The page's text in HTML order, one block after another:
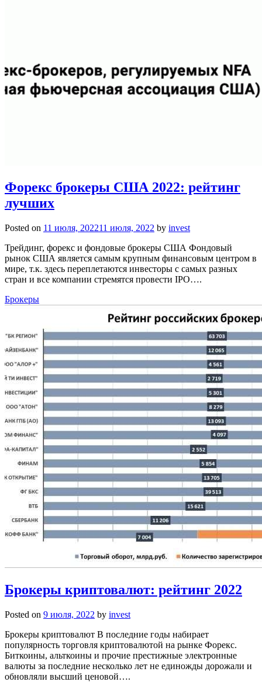
Форекс брокеры США 2022: рейтинг
лучших
Posted on 11 июля, 202211 июля, 2022 by invest
Трейдинг, форекс и фондовые брокеры США Фондовый
рынок США является самым крупным финансовым центром в
мире, т.к. здесь переплетаются инвесторы с самых разных
стран и все компании стремятся провести IPO….
Брокеры
Брокеры криптовалют: рейтинг 2022
Posted on 9 июля, 2022 by invest
Брокеры криптовалют В последние годы набирает
популярность торговля криптовалютой на рынке Форекс.
Биткоины, альткоины и прочие престижные электронные
валюты за последние несколько лет не единожды дорожали и
обновляли высший ценовой….